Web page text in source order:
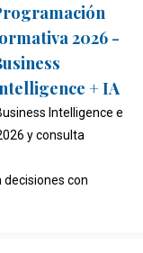
2026 -
+ IA
Intelligence e
y consulta
decisiones con